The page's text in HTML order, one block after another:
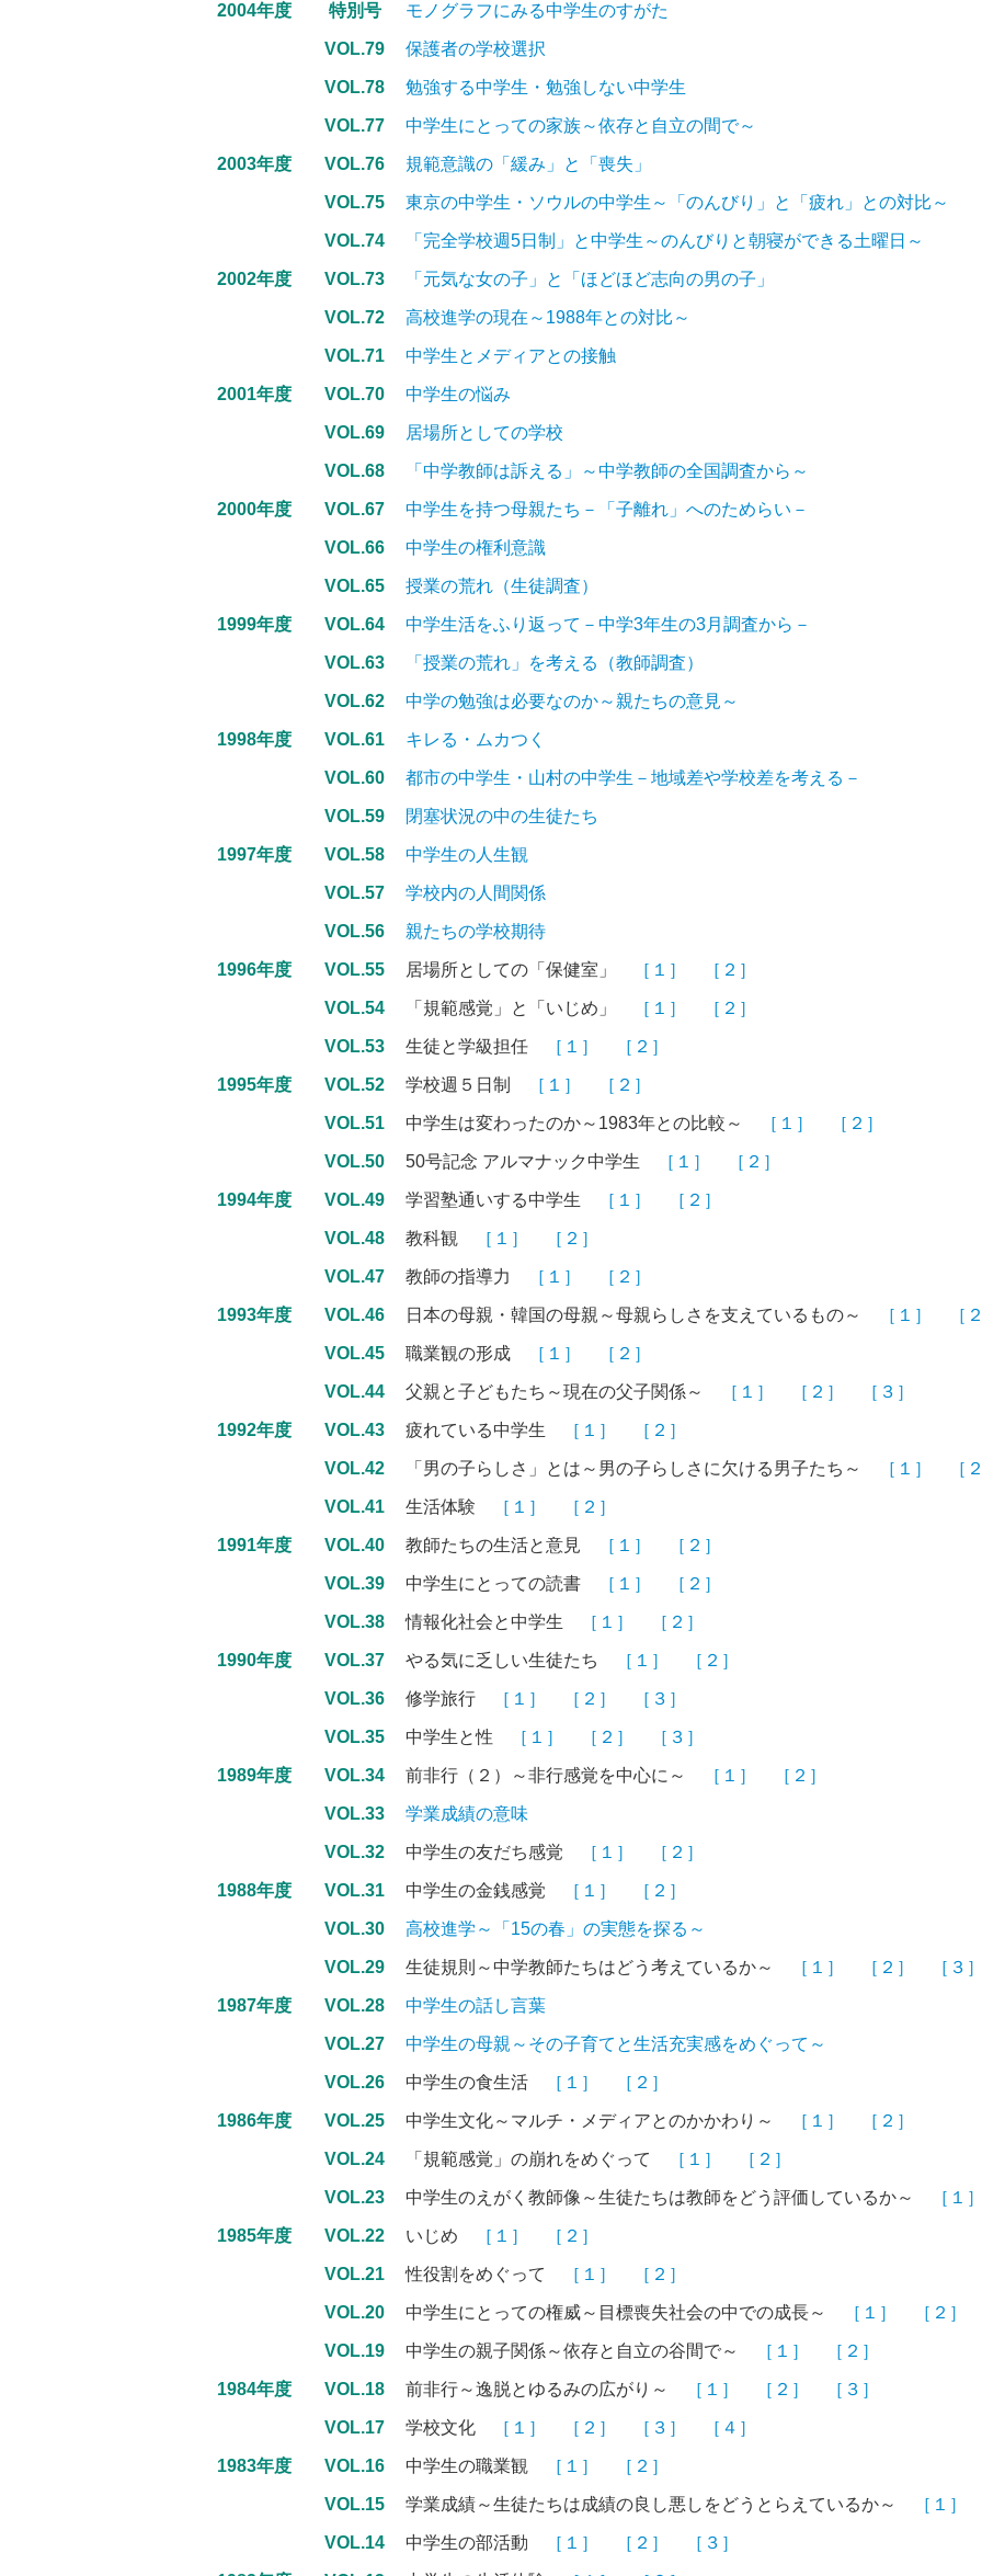
2004年度 特別号 モノグラフにみる中学生のすがた
VOL.79 保護者の学校選択
VOL.78 勉強する中学生・勉強しない中学生
VOL.77 中学生にとっての家族～依存と自立の間で～
2003年度 VOL.76 規範意識の「緩み」と「喪失」
VOL.75 東京の中学生・ソウルの中学生～「のんびり」と「疲れ」との対比～
VOL.74 「完全学校週5日制」と中学生～のんびりと朝寝ができる土曜日～
2002年度 VOL.73 「元気な女の子」と「ほどほど志向の男の子」
VOL.72 高校進学の現在～1988年との対比～
VOL.71 中学生とメディアとの接触
2001年度 VOL.70 中学生の悩み
VOL.69 居場所としての学校
VOL.68 「中学教師は訴える」～中学教師の全国調査から～
2000年度 VOL.67 中学生を持つ母親たち－「子離れ」へのためらい－
VOL.66 中学生の権利意識
VOL.65 授業の荒れ（生徒調査）
1999年度 VOL.64 中学生活をふり返って－中学3年生の3月調査から－
VOL.63 「授業の荒れ」を考える（教師調査）
VOL.62 中学の勉強は必要なのか～親たちの意見～
1998年度 VOL.61 キレる・ムカつく
VOL.60 都市の中学生・山村の中学生－地域差や学校差を考える－
VOL.59 閉塞状況の中の生徒たち
1997年度 VOL.58 中学生の人生観
VOL.57 学校内の人間関係
VOL.56 親たちの学校期待
1996年度 VOL.55 居場所としての「保健室」 ［１］ ［２］
VOL.54 「規範感覚」と「いじめ」 ［１］ ［２］
VOL.53 生徒と学級担任 ［１］ ［２］
1995年度 VOL.52 学校週５日制 ［１］ ［２］
VOL.51 中学生は変わったのか～1983年との比較～ ［１］ ［２］
VOL.50 50号記念 アルマナック中学生 ［１］ ［２］
1994年度 VOL.49 学習塾通いする中学生 ［１］ ［２］
VOL.48 教科観 ［１］ ［２］
VOL.47 教師の指導力 ［１］ ［２］
1993年度 VOL.46 日本の母親・韓国の母親～母親らしさを支えているもの～ ［１］ ［
VOL.45 職業観の形成 ［１］ ［２］
VOL.44 父親と子どもたち～現在の父子関係～ ［１］ ［２］ ［３］
1992年度 VOL.43 疲れている中学生 ［１］ ［２］
VOL.42 「男の子らしさ」とは～男の子らしさに欠ける男子たち～ ［１］ ［
VOL.41 生活体験 ［１］ ［２］
1991年度 VOL.40 教師たちの生活と意見 ［１］ ［２］
VOL.39 中学生にとっての読書 ［１］ ［２］
VOL.38 情報化社会と中学生 ［１］ ［２］
1990年度 VOL.37 やる気に乏しい生徒たち ［１］ ［２］
VOL.36 修学旅行 ［１］ ［２］ ［３］
VOL.35 中学生と性 ［１］ ［２］ ［３］
1989年度 VOL.34 前非行（２）～非行感覚を中心に～ ［１］ ［２］
VOL.33 学業成績の意味
VOL.32 中学生の友だち感覚 ［１］ ［２］
1988年度 VOL.31 中学生の金銭感覚 ［１］ ［２］
VOL.30 高校進学～「15の春」の実態を探る～
VOL.29 生徒規則～中学教師たちはどう考えているか～ ［１］ ［２］ ［３］
1987年度 VOL.28 中学生の話し言葉
VOL.27 中学生の母親～その子育てと生活充実感をめぐって～
VOL.26 中学生の食生活 ［１］ ［２］
1986年度 VOL.25 中学生文化～マルチ・メディアとのかかわり～ ［１］ ［２］
VOL.24 「規範感覚」の崩れをめぐって ［１］ ［２］
VOL.23 中学生のえがく教師像～生徒たちは教師をどう評価しているか～ ［１］
1985年度 VOL.22 いじめ ［１］ ［２］
VOL.21 性役割をめぐって ［１］ ［２］
VOL.20 中学生にとっての権威～目標喪失社会の中での成長～ ［１］ ［２］
VOL.19 中学生の親子関係～依存と自立の谷間で～ ［１］ ［２］
1984年度 VOL.18 前非行～逸脱とゆるみの広がり～ ［１］ ［２］ ［３］
VOL.17 学校文化 ［１］ ［２］ ［３］ ［４］
1983年度 VOL.16 中学生の職業観 ［１］ ［２］
VOL.15 学業成績～生徒たちは成績の良し悪しをどうとらえているか～ ［１］
VOL.14 中学生の部活動 ［１］ ［２］ ［３］